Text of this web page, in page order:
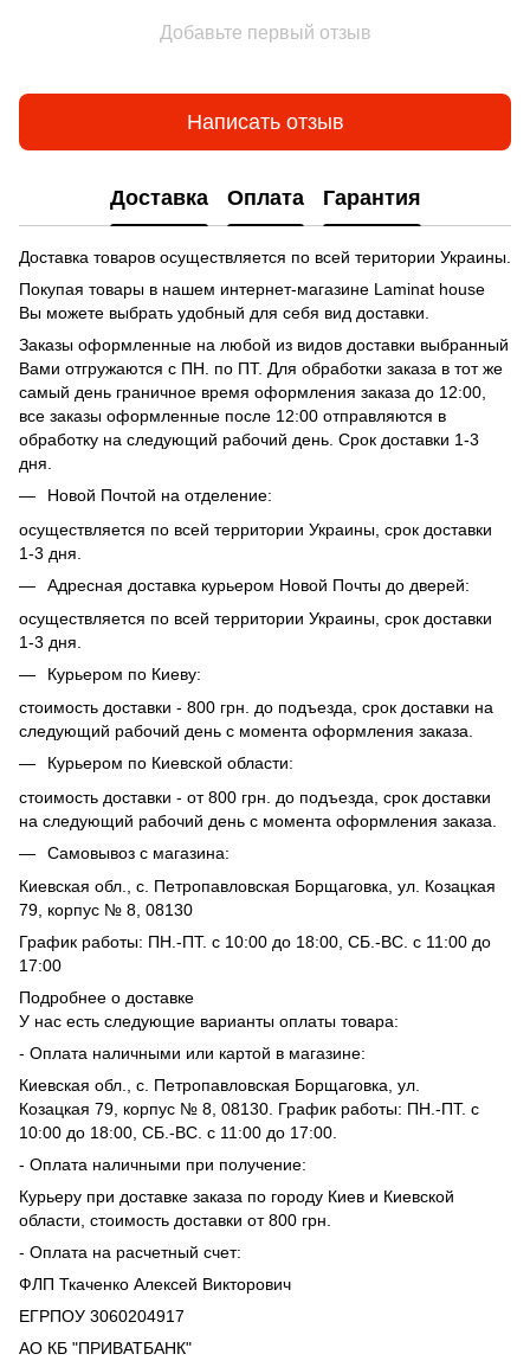
Добавьте первый отзыв
Написать отзыв
Доставка Оплата Гарантия
Доставка товаров осуществляется по всей територии Украины.
Покупая товары в нашем интернет-магазине Laminat house
Вы можете выбрать удобный для себя вид доставки.
Заказы оформленные на любой из видов доставки выбранный
Вами отгружаются с ПН. по ПТ. Для обработки заказа в тот же
самый день граничное время оформления заказа до 12:00,
все заказы оформленные после 12:00 отправляются в
обработку на следующий рабочий день. Срок доставки 1-3
дня.
Новой Почтой на отделение:
осуществляется по всей территории Украины, срок доставки
1-3 дня.
Адресная доставка курьером Новой Почты до дверей:
осуществляется по всей территории Украины, срок доставки
1-3 дня.
Курьером по Киеву:
стоимость доставки - 800 грн. до подъезда, срок доставки на
следующий рабочий день с момента оформления заказа.
Курьером по Киевской области:
стоимость доставки - от 800 грн. до подъезда, срок доставки
на следующий рабочий день с момента оформления заказа.
Самовывоз с магазина:
Киевская обл., с. Петропавловская Борщаговка, ул. Козацкая
79, корпус № 8, 08130
График работы: ПН.-ПТ. с 10:00 до 18:00, СБ.-ВС. с 11:00 до
17:00
Подробнее о доставке
У нас есть следующие варианты оплаты товара:
- Оплата наличными или картой в магазине:
Киевская обл., с. Петропавловская Борщаговка, ул.
Козацкая 79, корпус № 8, 08130. График работы: ПН.-ПТ. с
10:00 до 18:00, СБ.-ВС. с 11:00 до 17:00.
- Оплата наличными при получение:
Курьеру при доставке заказа по городу Киев и Киевской
области, стоимость доставки от 800 грн.
- Оплата на расчетный счет:
ФЛП Ткаченко Алексей Викторович
ЕГРПОУ 3060204917
АО КБ "ПРИВАТБАНК"